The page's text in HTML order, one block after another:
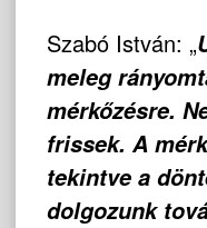
Szabó István: „
meleg
mérkőzésre.
frissek. A
tekintve a
dolgozunk